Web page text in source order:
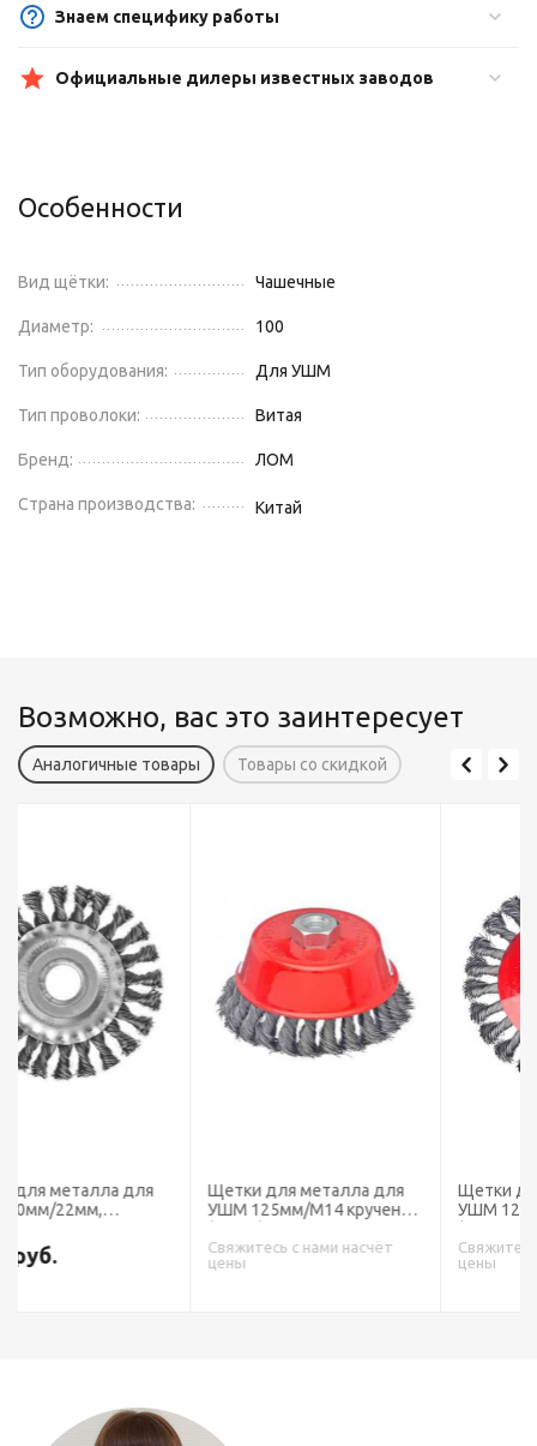
Знаем специфику работы
Официальные дилеры известных заводов
Особенности
Вид щётки: Чашечные
Диаметр: 100
Тип оборудования: Для УШМ
Тип проволоки: Витая
Бренд: ЛОМ
Страна производства: Китай
Возможно, вас это заинтересует
Аналогичные товары Товары со скидкой
Щетки для металла для
УШМ 125мм/М14 крученая
Свяжитесь с нами насчёт
цены
Щетки для металла для
УШМ 125мм/М14, крученая
Свяжитесь с нами насчёт